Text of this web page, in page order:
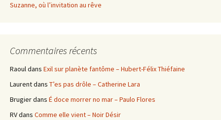
Suzanne, où l’invitation au rêve
Commentaires récents
Raouldans Exil sur planète fantôme – Hubert-Félix Thiéfaine
Laurentdans T’es pas drôle – Catherine Lara
Brugierdans É doce morrer no mar – Paulo Flores
RVdans Comme elle vient – Noir Désir